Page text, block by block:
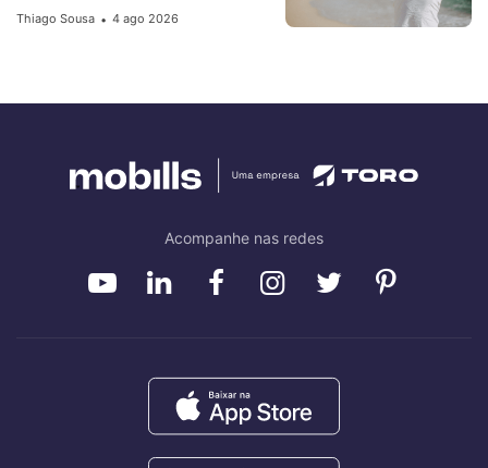
Thiago Sousa • 4 ago 2026
Acompanhe nas redes